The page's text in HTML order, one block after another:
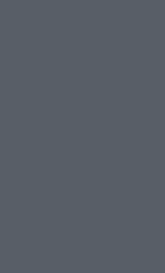
στοιχεία άφησε πίσω της
στην Αττικοβοιωτία